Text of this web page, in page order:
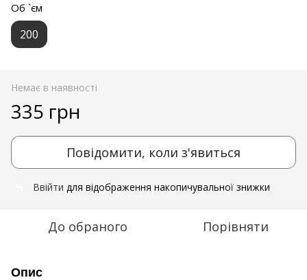
Об `єм
200
Немає в наявності
335 грн
Повідомити, коли з'явиться
Ввійти для відображення накопичувальної знижки
До обраного Порівняти
Опис